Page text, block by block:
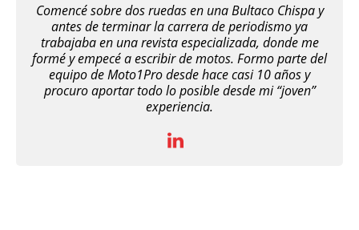
Comencé sobre dos ruedas en una Bultaco Chispa y
antes de terminar la carrera de periodismo ya
trabajaba en una revista especializada, donde me
formé y empecé a escribir de motos. Formo parte del
equipo de Moto1Pro desde hace casi 10 años y
procuro aportar todo lo posible desde mi “joven”
experiencia.